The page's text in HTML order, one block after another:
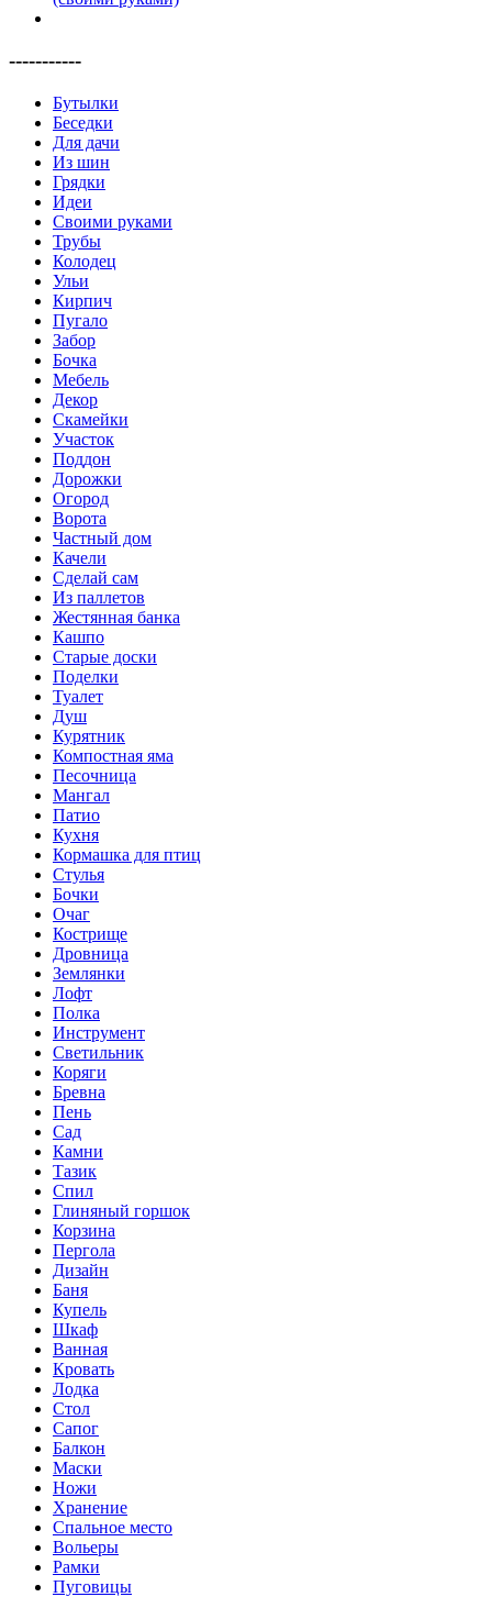
-----------
Бутылки
Беседки
Для дачи
Из шин
Грядки
Идеи
Своими руками
Трубы
Колодец
Ульи
Кирпич
Пугало
Забор
Бочка
Мебель
Декор
Скамейки
Участок
Поддон
Дорожки
Огород
Ворота
Частный дом
Качели
Сделай сам
Из паллетов
Жестянная банка
Кашпо
Старые доски
Поделки
Туалет
Душ
Курятник
Компостная яма
Песочница
Мангал
Патио
Кухня
Кормашка для птиц
Стулья
Бочки
Очаг
Кострище
Дровница
Землянки
Лофт
Полка
Инструмент
Светильник
Коряги
Бревна
Пень
Сад
Камни
Тазик
Спил
Глиняный горшок
Корзина
Пергола
Дизайн
Баня
Купель
Шкаф
Ванная
Кровать
Лодка
Стол
Сапог
Балкон
Маски
Ножи
Хранение
Спальное место
Вольеры
Рамки
Пуговицы